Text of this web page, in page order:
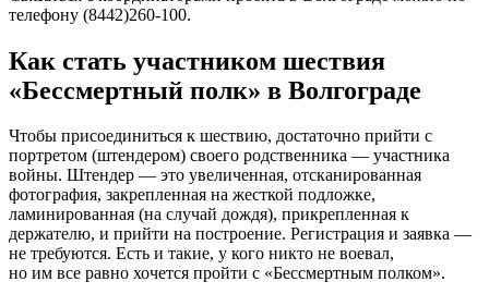
телефону (8442)260-100.
Как стать участником шествия
«Бессмертный полк» в Волгограде
Чтобы присоединиться к шествию, достаточно прийти с
портретом (штендером) своего родственника — участника
войны. Штендер — это увеличенная, отсканированная
фотография, закрепленная на жесткой подложке,
ламинированная (на случай дождя), прикрепленная к
держателю, и прийти на построение. Регистрация и заявка —
не требуются. Есть и такие, у кого никто не воевал,
но им все равно хочется пройти с «Бессмертным полком».